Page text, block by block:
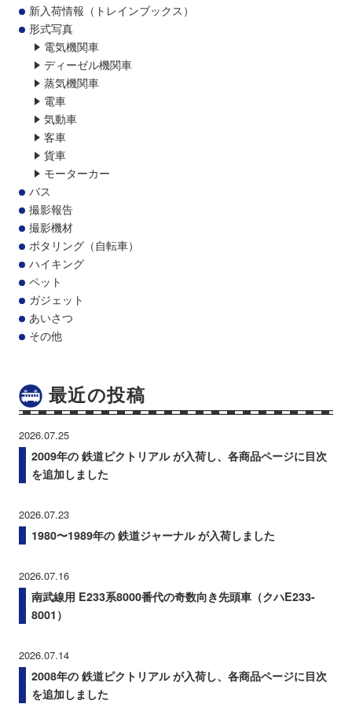
新入荷情報（トレインブックス）
形式写真
電気機関車
ディーゼル機関車
蒸気機関車
電車
気動車
客車
貨車
モーターカー
バス
撮影報告
撮影機材
ポタリング（自転車）
ハイキング
ペット
ガジェット
あいさつ
その他
最近の投稿
2026.07.25
2009年の 鉄道ピクトリアル が入荷し、各商品ページに目次
を追加しました
2026.07.23
1980〜1989年の 鉄道ジャーナル が入荷しました
2026.07.16
南武線用 E233系8000番代の奇数向き先頭車（クハE233-
8001）
2026.07.14
2008年の 鉄道ピクトリアル が入荷し、各商品ページに目次
を追加しました